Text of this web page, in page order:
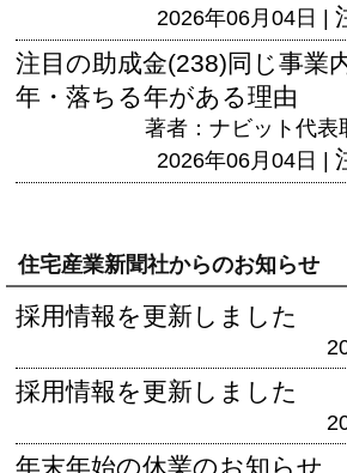
2026年06月04日 |
注目の助成金(238)同じ事業
年・落ちる年がある理由
著者：ナビット代表
2026年06月04日 |
住宅産業新聞社からのお知らせ
採用情報を更新しました
採用情報を更新しました
年末年始の休業のお知らせ